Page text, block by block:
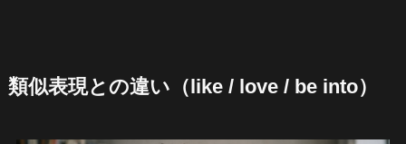
類似表現との違い（like / love / be into）